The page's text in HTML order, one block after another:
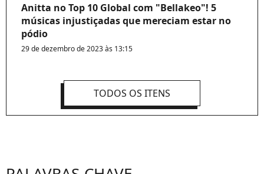
Anitta no Top 10 Global com "Bellakeo"! 5
músicas injustiçadas que mereciam estar no
pódio
29 de dezembro de 2023 às 13:15
TODOS OS ITENS